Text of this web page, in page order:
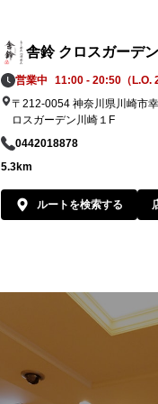
舎鈴 クロスガーデ
営業中
11:00 - 20:50（L.O.
〒212-0054 神奈川県川崎市
ロスガーデン川崎１F
0442018878
5.3km
ルートを検索する